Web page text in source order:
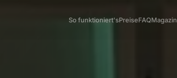
So funktioniert'sPreiseFAQMagazin